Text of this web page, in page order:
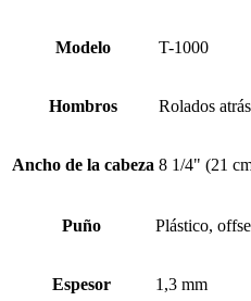
Modelo T-1000
Hombros Rolados atrás
Ancho de la cabeza 8 1/4" (21
Puño Plástico,
Espesor 1,3 mm